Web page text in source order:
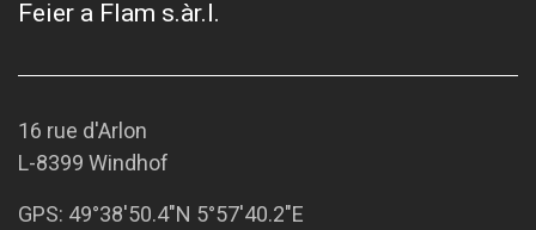
Feier a Flam s.àr.l.
16 rue d'Arlon
L-8399 Windhof
GPS: 49°38'50.4"N 5°57'40.2"E